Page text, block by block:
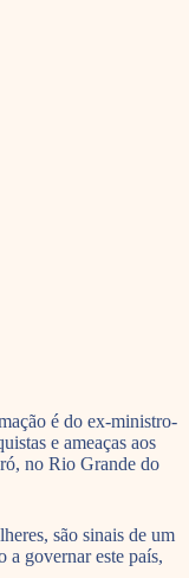
é do ex-ministro-
e ameaças aos
no Rio Grande do
são sinais de um
a governar este país,